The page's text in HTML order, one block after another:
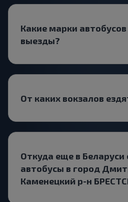
Какие марки
выезды?
От каких вокзалов
Откуда еще в Беларуси
автобусы в город
Каменецкий р-н